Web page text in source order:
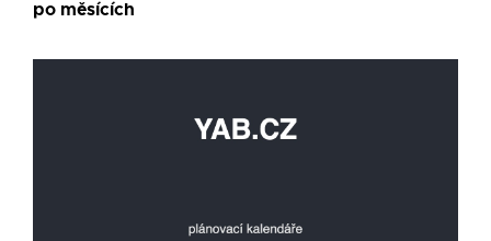
po měsících